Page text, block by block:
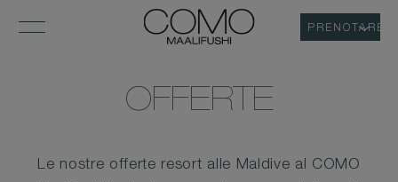
PRENOTARE
OFFERTE
Le nostre offerte resort alle Maldive al COMO